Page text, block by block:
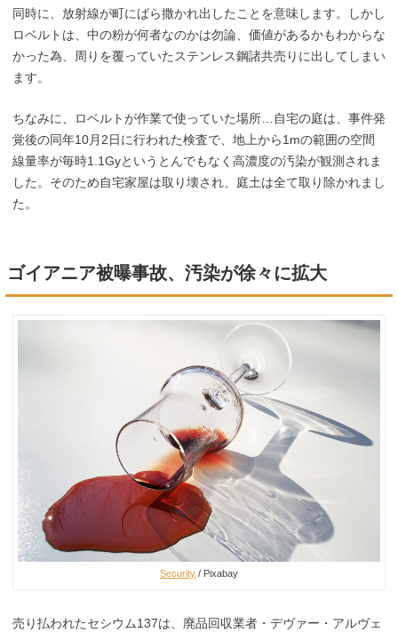
同時に、放射線が町にばら撒かれ出したことを意味します。しかし
ロベルトは、中の粉が何者なのかは勿論、価値があるかもわからな
かった為、周りを覆っていたステンレス鋼諸共売りに出してしまい
ます。
ちなみに、ロベルトが作業で使っていた場所…自宅の庭は、事件発
覚後の同年10月2日に行われた検査で、地上から1mの範囲の空間
線量率が毎時1.1Gyというとんでもなく高濃度の汚染が観測されま
した。そのため自宅家屋は取り壊され、庭土は全て取り除かれまし
た。
ゴイアニア被曝事故、汚染が徐々に拡大
Security / Pixabay
売り払われたセシウム137は、廃品回収業者・デヴァー・アルヴェ